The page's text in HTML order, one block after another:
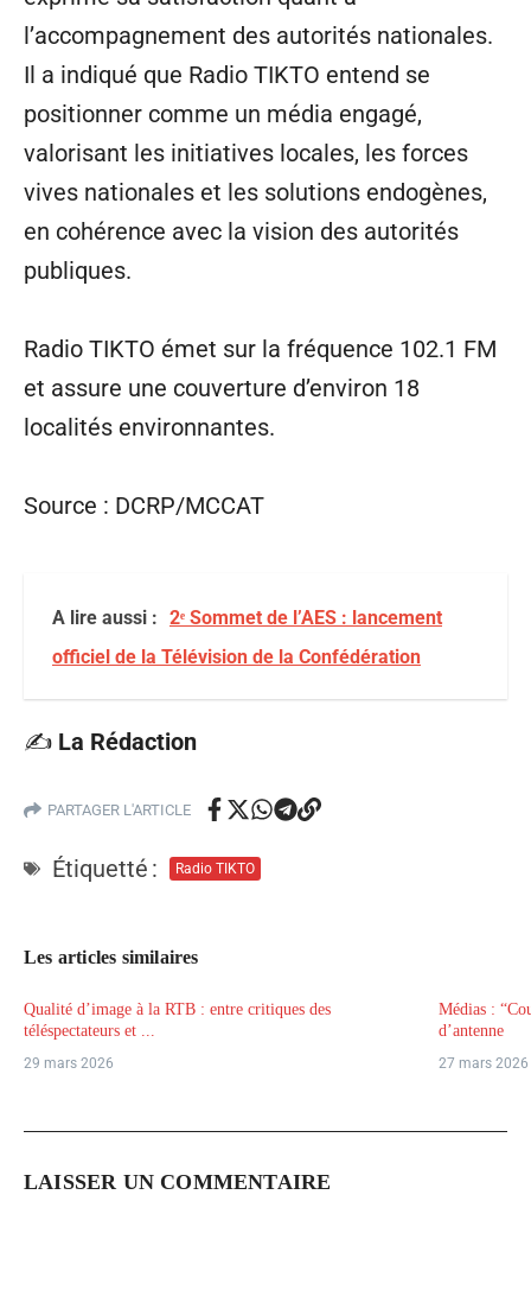
l’accompagnement des autorités nationales.
Il a indiqué que Radio TIKTO entend se
positionner comme un média engagé,
valorisant les initiatives locales, les forces
vives nationales et les solutions endogènes,
en cohérence avec la vision des autorités
publiques.
Radio TIKTO émet sur la fréquence 102.1 FM
et assure une couverture d’environ 18
localités environnantes.
Source : DCRP/MCCAT
A lire aussi : 2ᵉ Sommet de l’AES : lancement
officiel de la Télévision de la Confédération
✍️ La Rédaction
PARTAGER L'ARTICLE
Étiquetté : Radio TIKTO
Les articles similaires
Qualité d’image à la RTB : entre critiques des
téléspectateurs et ...
29 mars 2026
Médias :
d’antenne
27 mars 2026
LAISSER UN COMMENTAIRE